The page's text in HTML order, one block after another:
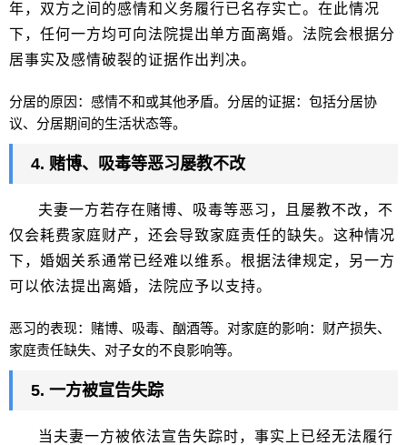
年，双方之间的感情和义务履行已名存实亡。在此情况
下，任何一方均可向法院提出单方面离婚。法院会根据分
居事实及感情破裂的证据作出判决。
分居的原因：感情不和或其他矛盾。分居的证据：包括分居协
议、分居期间的生活状态等。
4. 赌博、吸毒等恶习屡教不改
夫妻一方若存在赌博、吸毒等恶习，且屡教不改，不
仅会耗费家庭财产，还会导致家庭责任的缺失。这种情况
下，婚姻关系通常已经难以维系。根据法律规定，另一方
可以依法提出离婚，法院应予以支持。
恶习的表现：赌博、吸毒、酗酒等。对家庭的影响：财产损失、
家庭责任缺失、对子女的不良影响等。
5. 一方被宣告失踪
当夫妻一方被依法宣告失踪时，事实上已经无法履行